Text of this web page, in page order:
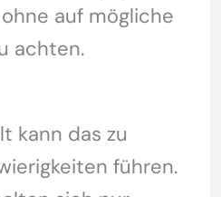
auf mögliche
achten.
kann das zu
führen.